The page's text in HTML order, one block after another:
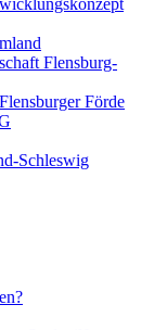
Flensburg-
Förde
Schleswig